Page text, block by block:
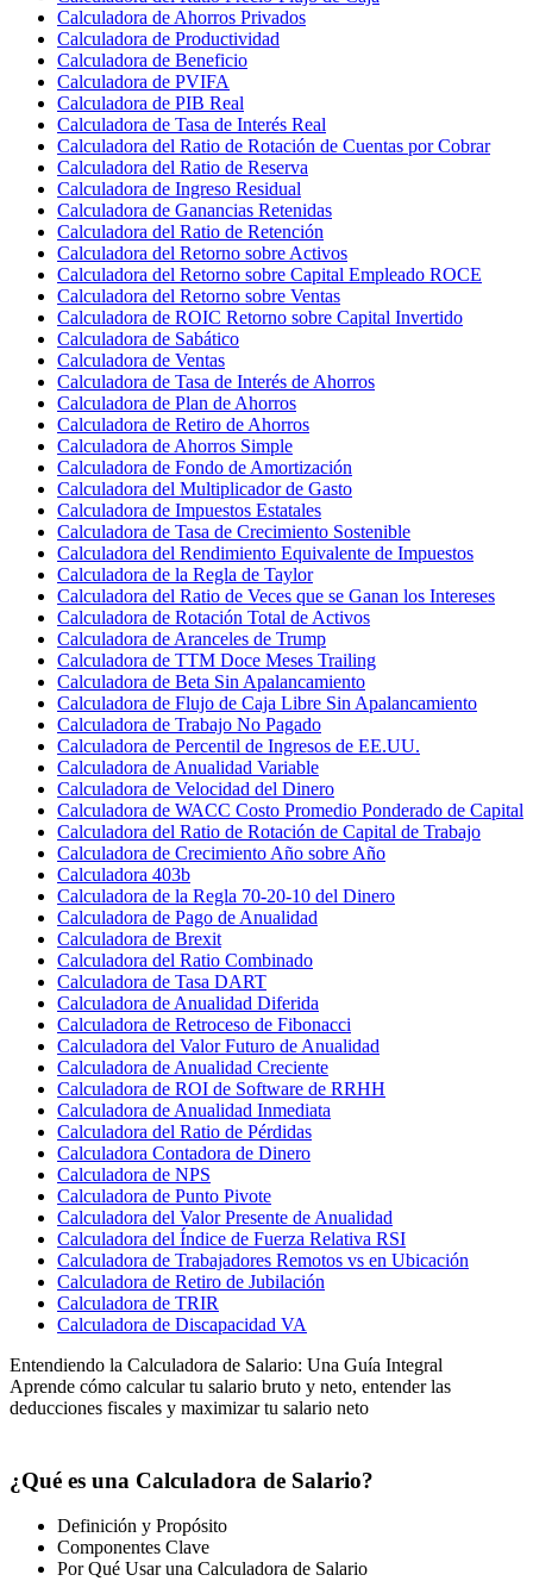
Calculadora de Ahorros Privados
Calculadora de Productividad
Calculadora de Beneficio
Calculadora de PVIFA
Calculadora de PIB Real
Calculadora de Tasa de Interés Real
Calculadora del Ratio de Rotación de Cuentas por Cobrar
Calculadora del Ratio de Reserva
Calculadora de Ingreso Residual
Calculadora de Ganancias Retenidas
Calculadora del Ratio de Retención
Calculadora del Retorno sobre Activos
Calculadora del Retorno sobre Capital Empleado ROCE
Calculadora del Retorno sobre Ventas
Calculadora de ROIC Retorno sobre Capital Invertido
Calculadora de Sabático
Calculadora de Ventas
Calculadora de Tasa de Interés de Ahorros
Calculadora de Plan de Ahorros
Calculadora de Retiro de Ahorros
Calculadora de Ahorros Simple
Calculadora de Fondo de Amortización
Calculadora del Multiplicador de Gasto
Calculadora de Impuestos Estatales
Calculadora de Tasa de Crecimiento Sostenible
Calculadora del Rendimiento Equivalente de Impuestos
Calculadora de la Regla de Taylor
Calculadora del Ratio de Veces que se Ganan los Intereses
Calculadora de Rotación Total de Activos
Calculadora de Aranceles de Trump
Calculadora de TTM Doce Meses Trailing
Calculadora de Beta Sin Apalancamiento
Calculadora de Flujo de Caja Libre Sin Apalancamiento
Calculadora de Trabajo No Pagado
Calculadora de Percentil de Ingresos de EE.UU.
Calculadora de Anualidad Variable
Calculadora de Velocidad del Dinero
Calculadora de WACC Costo Promedio Ponderado de Capital
Calculadora del Ratio de Rotación de Capital de Trabajo
Calculadora de Crecimiento Año sobre Año
Calculadora 403b
Calculadora de la Regla 70-20-10 del Dinero
Calculadora de Pago de Anualidad
Calculadora de Brexit
Calculadora del Ratio Combinado
Calculadora de Tasa DART
Calculadora de Anualidad Diferida
Calculadora de Retroceso de Fibonacci
Calculadora del Valor Futuro de Anualidad
Calculadora de Anualidad Creciente
Calculadora de ROI de Software de RRHH
Calculadora de Anualidad Inmediata
Calculadora del Ratio de Pérdidas
Calculadora Contadora de Dinero
Calculadora de NPS
Calculadora de Punto Pivote
Calculadora del Valor Presente de Anualidad
Calculadora del Índice de Fuerza Relativa RSI
Calculadora de Trabajadores Remotos vs en Ubicación
Calculadora de Retiro de Jubilación
Calculadora de TRIR
Calculadora de Discapacidad VA
Entendiendo la Calculadora de Salario: Una Guía Integral
Aprende cómo calcular tu salario bruto y neto, entender las
deducciones fiscales y maximizar tu salario neto
¿Qué es una Calculadora de Salario?
Definición y Propósito
Componentes Clave
Por Qué Usar una Calculadora de Salario